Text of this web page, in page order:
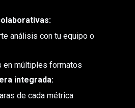
análisis con tu equipo o
en múltiples formatos
integrada:
de cada métrica